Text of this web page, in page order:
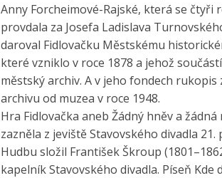
Anny Forcheimové-Rajské, která se čtyři
provdala za Josefa Ladislava
daroval Fidlovačku Městskému
které vzniklo v roce 1878 a jehož
městský archiv. A v jeho fondech
archivu od muzea v roce 1948.
Hra Fidlovačka aneb Žádný hněv a
zazněla z jeviště Stavovského divadla 21.
Hudbu složil František Škroup
kapelník Stavovského divadla. Píseň Kde